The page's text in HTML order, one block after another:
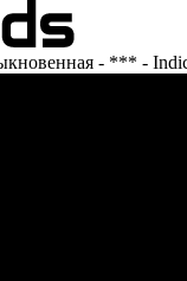
- *** -